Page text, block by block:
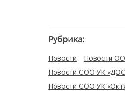
Рубрика:
Новости
Новости
Новости ООО УК
Новости ООО УК